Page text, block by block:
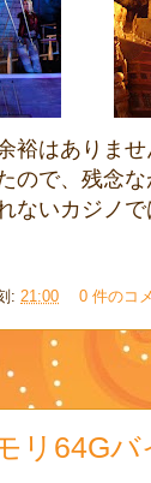
裕はありま
で、残念
ないカジノ
: 21:00 0 件のコ
リ64G